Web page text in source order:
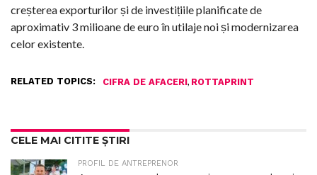
creșterea exporturilor și de investițiile planificate de
aproximativ 3 milioane de euro în utilaje noi și modernizarea
celor existente.
RELATED TOPICS: CIFRA DE AFACERI, ROTTAPRINT
CELE MAI CITITE ȘTIRI
PROFIL DE ANTREPRENOR